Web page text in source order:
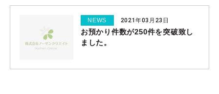
NEWS 2021年03月23日
お預かり件数が250件を突破致し
ました。